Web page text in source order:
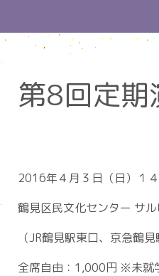
第8回定期
2016年４月３日（日）１
鶴見区民文化センター サ
（JR鶴見駅東口、京急鶴見
全席自由：1,000円 ※未就